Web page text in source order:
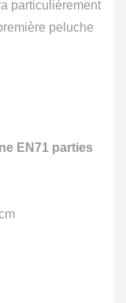
particulièrement
peluche
EN71 parties